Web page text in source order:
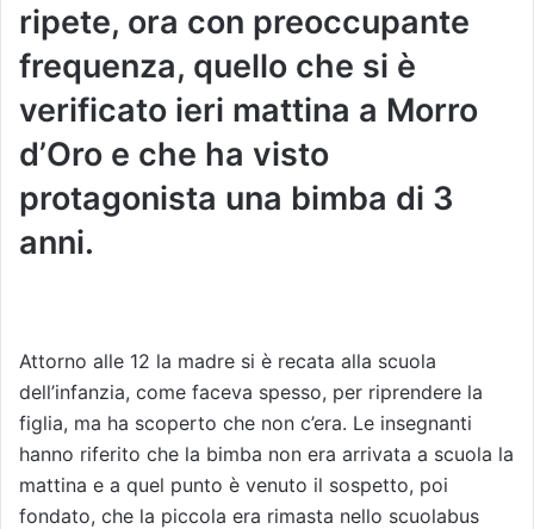
ripete, ora con preoccupante
frequenza, quello che si è
verificato ieri mattina a Morro
d’Oro e che ha visto
protagonista una bimba di 3
anni.
Attorno alle 12 la madre si è recata alla scuola
dell’infanzia, come faceva spesso, per riprendere la
figlia, ma ha scoperto che non c’era. Le insegnanti
hanno riferito che la bimba non era arrivata a scuola la
mattina e a quel punto è venuto il sospetto, poi
fondato, che la piccola era rimasta nello scuolabus